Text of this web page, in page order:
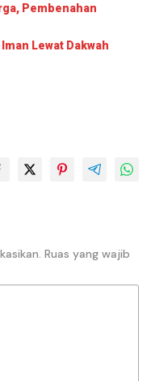
Pembenahan
Lewat Dakwah
Ruas yang wajib